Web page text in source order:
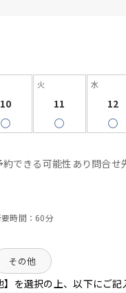
10
◯
火
11
◯
水
12
◯
約できる可能性あり 問合せ
要時間：60分
その他
を選択の上、以下にご記